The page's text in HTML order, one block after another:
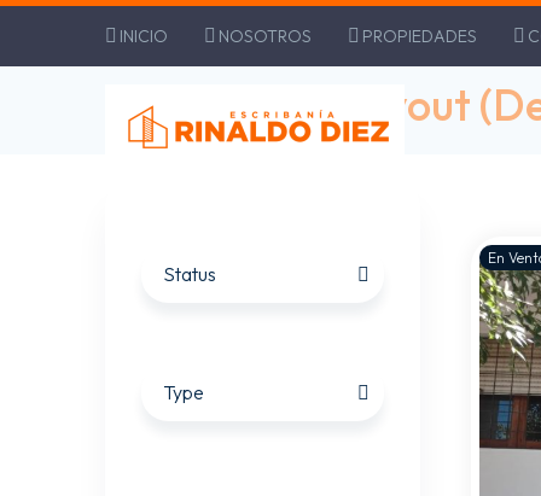
INICIO NOSOTROS PROPIEDADES
Property list layout
Status
Type
En